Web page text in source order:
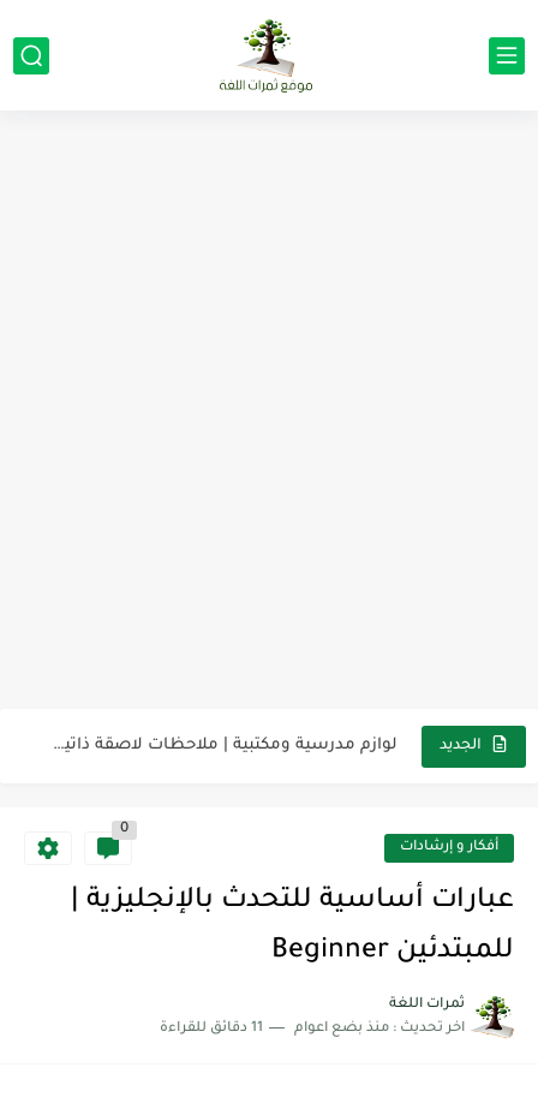
الجديد
أفكار و إرشادات
0
عبارات أساسية للتحدث بالإنجليزية |
للمبتدئين Beginner
ثمرات اللغة
اخر تحديث : منذ بضع اعوام 11 دقائق للقراءة